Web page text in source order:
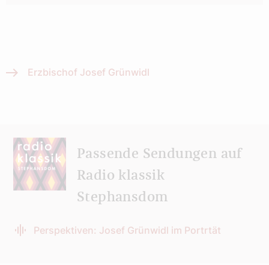
Erzbischof Josef Grünwidl
Passende Sendungen auf
Radio klassik
Stephansdom
Perspektiven: Josef Grünwidl im Portrtät